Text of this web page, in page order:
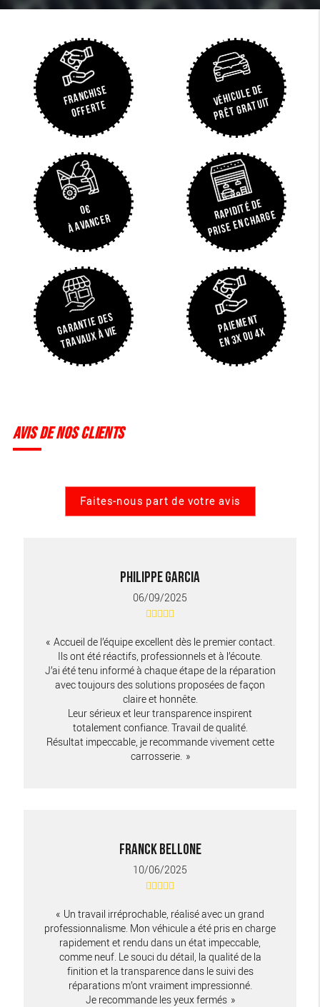
FRANCHISE
OFFERTE
VÉHICULE DE
PRÊT GRATUIT
0€
À AVANCER
RAPIDITÉ DE
PRISE EN CHARGE
GARANTIE DES
TRAVAUX À VIE
PAIEMENT
EN 3X OU 4X
AVIS DE NOS CLIENTS
Faites-nous part de votre avis
PHILIPPE GARCIA
06/09/2025
Accueil de l’équipe excellent dès le premier contact.
Ils ont été réactifs, professionnels et à l’écoute.
J’ai été tenu informé à chaque étape de la réparation
avec toujours des solutions proposées de façon
claire et honnête.
Leur sérieux et leur transparence inspirent
totalement confiance. Travail de qualité.
Résultat impeccable, je recommande vivement cette
carrosserie.
FRANCK BELLONE
10/06/2025
Un travail irréprochable, réalisé avec un grand
professionnalisme. Mon véhicule a été pris en charge
rapidement et rendu dans un état impeccable,
comme neuf. Le souci du détail, la qualité de la
finition et la transparence dans le suivi des
réparations m’ont vraiment impressionné.
Je recommande les yeux fermés